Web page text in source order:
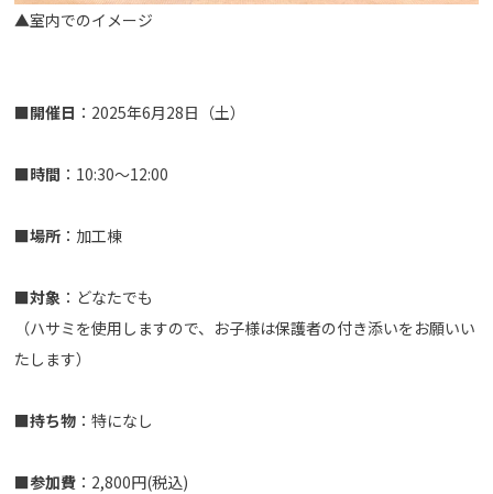
▲室内でのイメージ
■開催日 ：2025年6月28日（土）
■時間 ：10:30～12:00
■場所 ：加工棟
■対象 ：どなたでも
（ハサミを使用しますので、お子様は保護者の付き添いをお願いい
たします）
■持ち物 ：特になし
■参加費 ：2,800円(税込)